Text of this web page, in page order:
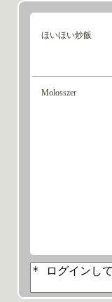
ほいほい炒飯
Molosszer